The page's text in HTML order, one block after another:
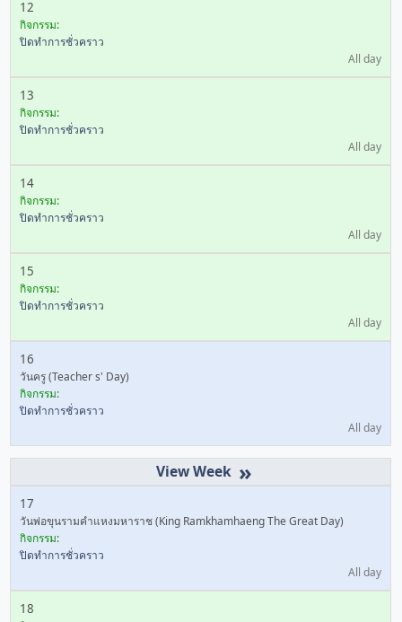
12
กิจกรรม:
ปิดทำการชั่วคราว
All day
13
กิจกรรม:
ปิดทำการชั่วคราว
All day
14
กิจกรรม:
ปิดทำการชั่วคราว
All day
15
กิจกรรม:
ปิดทำการชั่วคราว
All day
16
วันครู (Teacher s' Day)
กิจกรรม:
ปิดทำการชั่วคราว
All day
»
17
วันพ่อขุนรามคำแหงมหาราช (King Ramkhamhaeng The Great Day)
กิจกรรม:
ปิดทำการชั่วคราว
All day
18